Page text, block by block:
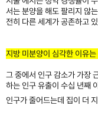
서는 분양을 해도 팔리지 않
전히 다른 세계가 공존하고
지방 미분양이 심각한 이유
그 중에서 인구 감소가 가장
하는 인구 유출이 수십 년째
인구가 줄어드는데 집이 더